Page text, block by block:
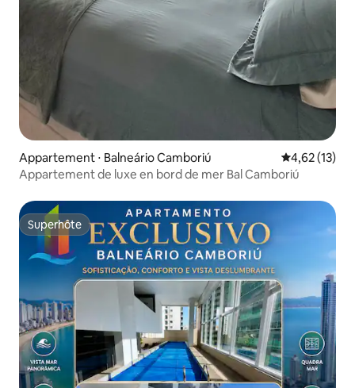
Appartement ⋅ Balneário Camboriú Évaluation
4,62 (13)
Appartement de luxe en bord de mer Bal Camboriú
Superhôte
Superhôte